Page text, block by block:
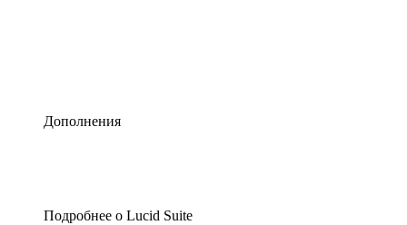
Дополнения
Подробнее о Lucid Suite